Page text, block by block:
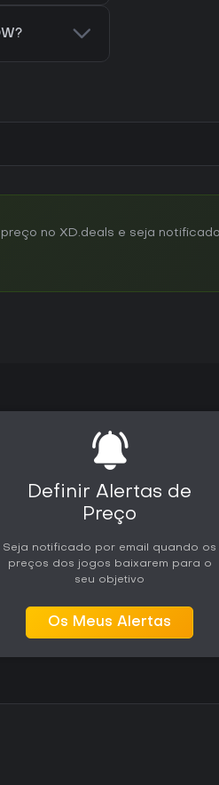
no XD.deals e seja
Definir Alertas de
Preço
Seja notificado por email quando os
preços dos jogos baixarem para o
seu objetivo
Os Meus Alertas